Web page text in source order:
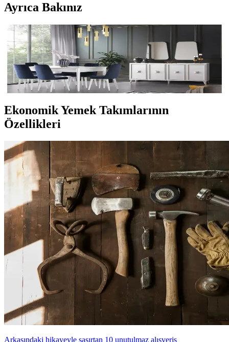
Ayrıca Bakınız
Ekonomik ve Şık Yemek Takımları: Uygun Fiyatlı
Seçenekler ve Trendler
Uygun fiyatlı yemek takımları dayanıklılık ve estetik sunar, çeşitli
modeller ve malzemelerle her bütçeye uygun seçenekler mevcuttur.
Ekonomik Yemek Takımlarının
Özellikleri
Arkasındaki hikayeyle şaşırtan 10 unutulmaz alışveriş